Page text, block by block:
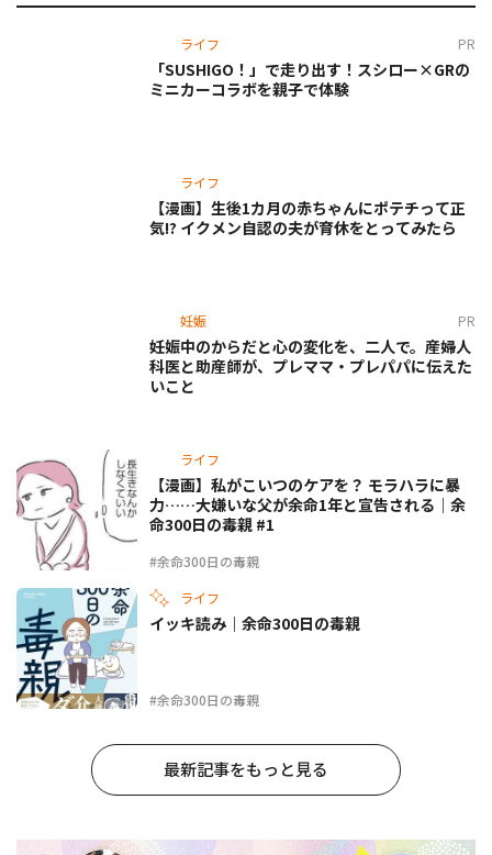
ライフ PR
「SUSHIGO！」で走り出す！スシロー×GRの
ミニカーコラボを親子で体験
ライフ
【漫画】生後1カ月の赤ちゃんにポテチって正
気!? イクメン自認の夫が育休をとってみたら
妊娠 PR
妊娠中のからだと心の変化を、二人で。産婦人
科医と助産師が、プレママ・プレパパに伝えた
いこと
ライフ
#余命300日の毒親
【漫画】私がこいつのケアを？ モラハラに暴
力……大嫌いな父が余命1年と宣告される｜余
命300日の毒親 #1
ライフ
#余命300日の毒親
イッキ読み｜余命300日の毒親
最新記事をもっと見る